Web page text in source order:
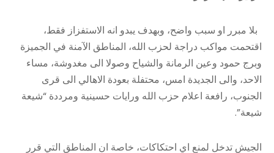
بلا مبرر او سبب واضح، وبهدف يبدو انه الاستفزاز فقط،
اقتحمت مواكب دراجة لحزب الله، المناطق الآمنة في الجميزة
وبرج حمود وعين الرمانة والشياح وصولا الى مغدوشة، مساء
الاحد، والى الجديدة امس، محتفلة بعودة الاهالي الى قرى
الجنوب، رافعة اعلام حزب الله ورايات حسينية ومرددة “شيعة
شيعة”.
الجيش تدخل لمنع اي احتكاكات، خاصة ان المناطق التي قرر